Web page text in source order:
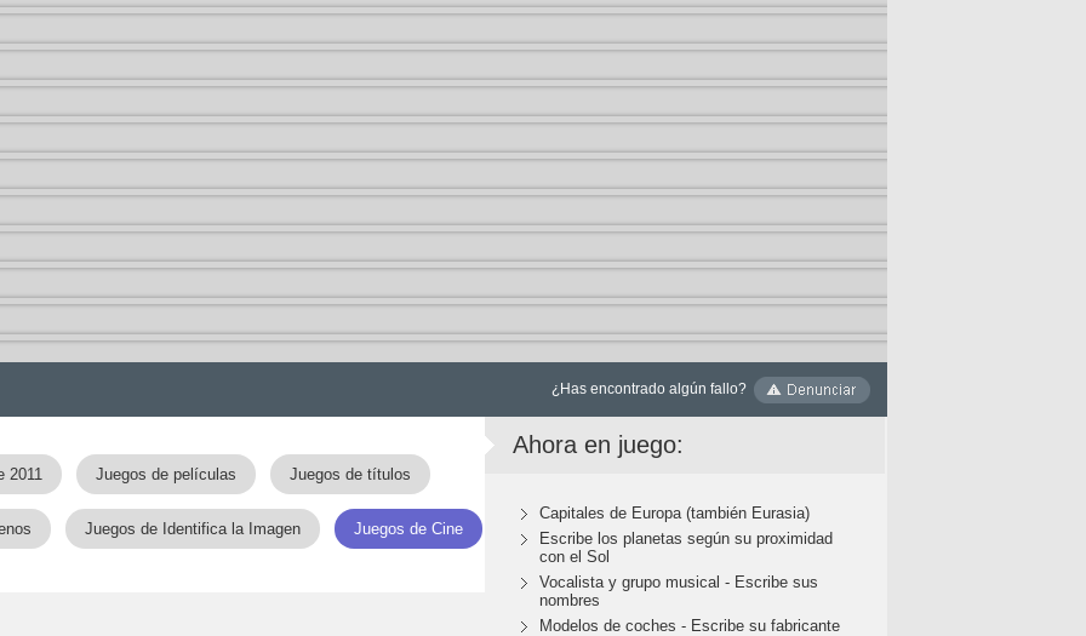
¿Has encontrado algún fallo?
2011 Juegos de películas Juegos de títulos
Juegos de Identifica la Imagen Juegos de Cine
Ahora en juego:
Capitales de Europa (también Eurasia)
Escribe los planetas según su proximidad
con el Sol
Vocalista y grupo musical - Escribe sus
nombres
Modelos de coches - Escribe su fabricante